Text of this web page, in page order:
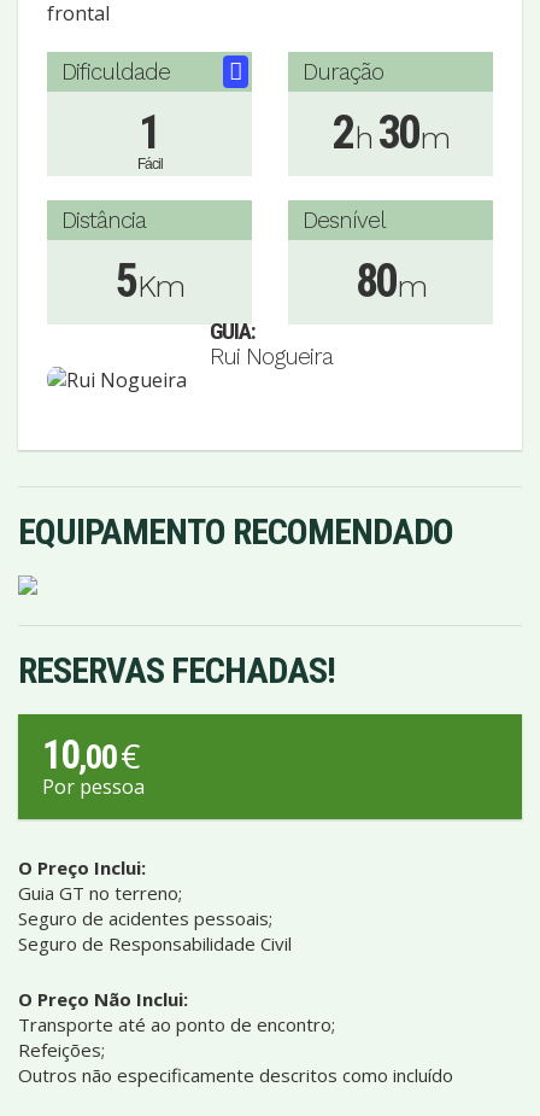
frontal
Dificuldade
1
Fácil
Duração
2h 30m
Distância
5Km
Desnível
80m
GUIA:
Rui Nogueira
EQUIPAMENTO RECOMENDADO
RESERVAS FECHADAS!
10,00€
Por pessoa
O Preço Inclui:
Guia GT no terreno;
Seguro de acidentes pessoais;
Seguro de Responsabilidade Civil
O Preço Não Inclui:
Transporte até ao ponto de encontro;
Refeições;
Outros não especificamente descritos como incluído